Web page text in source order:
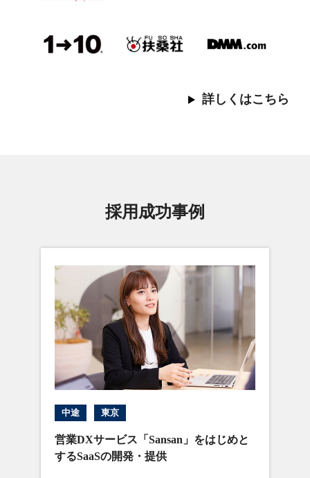
詳しくはこちら
採用成功事例
中途 東京
営業DXサービス「Sansan」をはじめと
するSaaSの開発・提供